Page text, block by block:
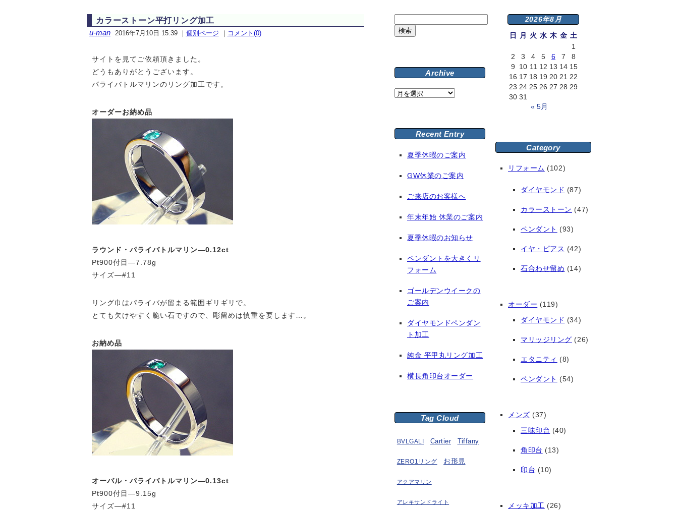
カラーストーン平打リング加工
u-man 2016年7月10日 15:39｜ 個別ページ ｜ コメント(0)
サイトを見てご依頼頂きました。
どうもありがとうございます。
パライバトルマリンのリング加工です。
オーダーお納め品
ラウンド・パライバトルマリン—0.12ct
Pt900付目—7.78g
サイズ—#11
リング巾はパライバが留まる範囲ギリギリで。
とても欠けやすく脆い石ですので、彫留めは慎重を要します…。
お納め品
オーバル・パライバトルマリン—0.13ct
Pt900付目—9.15g
サイズ—#11
索:
Archive
Archive
Recent Entry
夏季休暇のご案内
GW休業のご案内
ご来店のお客様へ
年末年始 休業のご案内
夏季休暇のお知らせ
ペンダントを大きくリ
フォーム
ゴールデンウイークの
ご案内
ダイヤモンドペンダン
ト加工
純金 平甲丸リング加工
横長角印台オーダー
Tag Cloud
BVLGALI Cartier Tiffany
ZERO1リング お形見
アクアマリン
アレキサンドライト
2026年8月
日
月 火 水 木 金 土
1
2
3 4 5 6 7
8
9
10 11 12 13 14 15
16 17 18 19 20 21 22
23 24 25 26 27 28 29
30 31
« 5月
Category
リフォーム (102)
ダイヤモンド (87)
カラーストーン (47)
ペンダント (93)
イヤ・ピアス (42)
石合わせ留め (14)
オーダー (119)
ダイヤモンド (34)
マリッジリング (26)
エタニティ (8)
ペンダント (54)
メンズ (37)
三味印台 (40)
角印台 (13)
印台 (10)
メッキ加工 (26)